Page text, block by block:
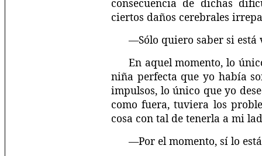
consecuencia de dichas
ciertos daños cerebrales
—Sólo quiero saber si está
En aquel momento, lo
niña perfecta que yo había
impulsos, lo único que yo
como fuera, tuviera los
cosa con tal de tenerla a mi
—Por el momento, sí lo